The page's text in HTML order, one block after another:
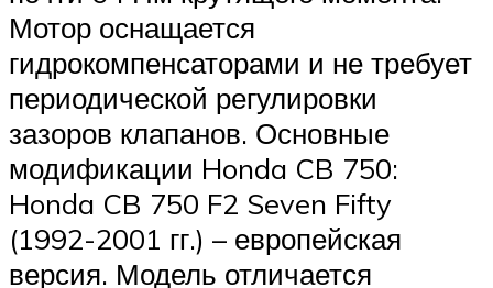
Мотор оснащается
гидрокомпенсаторами и не требует
периодической регулировки
зазоров клапанов. Основные
модификации Honda CB 750:
Honda CB 750 F2 Seven Fifty
(1992-2001 гг.) – европейская
версия. Модель отличается